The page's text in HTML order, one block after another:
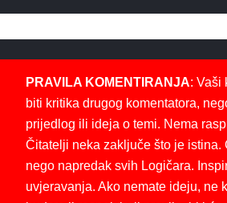
PRAVILA KOMENTIRANJA: Vaši
biti kritika drugog komentatora,
prijedlog ili ideja o temi. Nema
Čitatelji neka zaključe što je istina.
nego napredak svih Logičara.
uvjeravanja. Ako nemate ideju, ne